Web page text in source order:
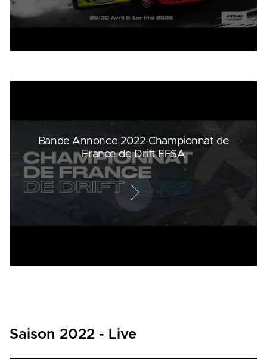
Bande Annonce 2022 Championnat de
France de Drift FFSA
Saison 2022 - Live